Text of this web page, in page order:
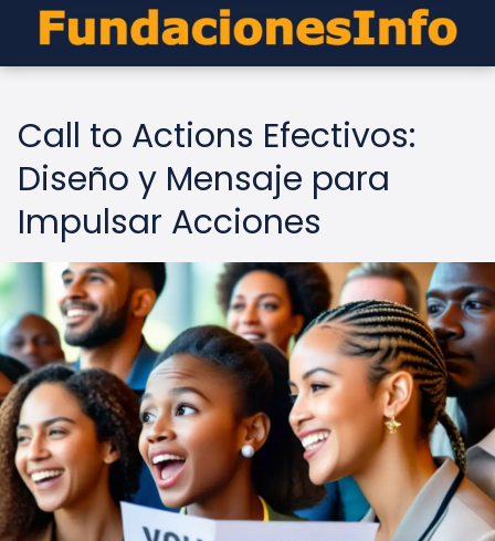
Call to Actions Efectivos:
Diseño y Mensaje para
Impulsar Acciones